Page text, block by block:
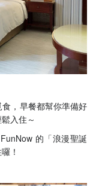
，早餐都幫你準備好
入住～
的「浪漫聖誕
！